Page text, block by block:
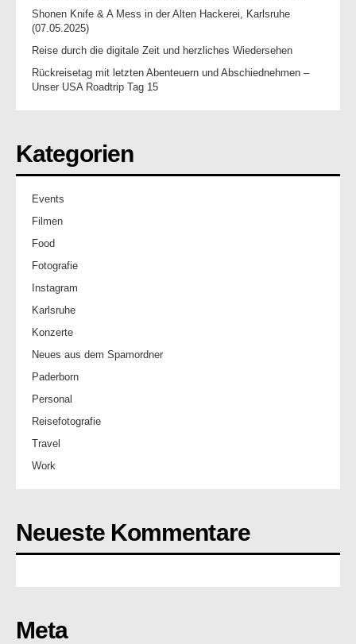
Shonen Knife & A Mess in der Alten Hackerei, Karlsruhe
(07.05.2025)
Reise durch die digitale Zeit und herzliches Wiedersehen
Rückreisetag mit letzten Abenteuern und Abschiednehmen –
Unser USA Roadtrip Tag 15
Kategorien
Events
Filmen
Food
Fotografie
Instagram
Karlsruhe
Konzerte
Neues aus dem Spamordner
Paderborn
Personal
Reisefotografie
Travel
Work
Neueste Kommentare
Meta